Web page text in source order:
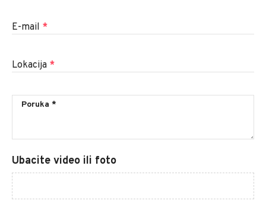
E-mail *
Lokacija *
Ubacite video ili foto